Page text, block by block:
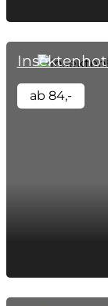
ab 84,-